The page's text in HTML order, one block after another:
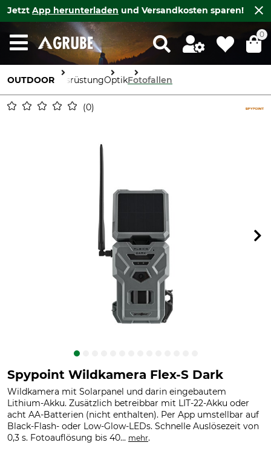
Jetzt App herunterladen und Versandkosten sparen!
0
OUTDOOR AusrüstungOptikFotofallen
0
Spypoint Wildkamera Flex-S Dark
Wildkamera mit Solarpanel und darin eingebautem
Lithium-Akku. Zusätzlich betreibbar mit LIT-22-Akku oder
acht AA-Batterien (nicht enthalten). Per App umstellbar auf
Black-Flash- oder Low-Glow-LEDs. Schnelle Auslösezeit von
0,3 s. Fotoauflösung bis 40... mehr.